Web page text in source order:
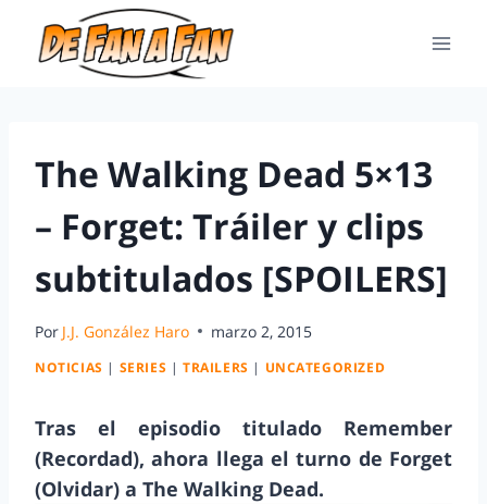
The Walking Dead 5×13
– Forget: Tráiler y clips
subtitulados [SPOILERS]
Por J.J. González Haro marzo 2, 2015
NOTICIAS | SERIES | TRAILERS | UNCATEGORIZED
Tras el episodio titulado Remember
(Recordad), ahora llega el turno de Forget
(Olvidar) a The Walking Dead.